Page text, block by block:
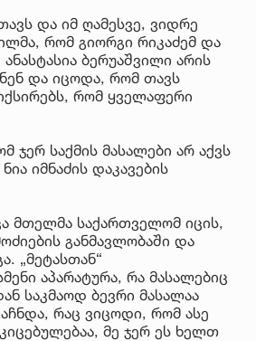
და იმ ღამესვე, ვიდრე
რომ გიორგი რიკაძემ და
ბერუაშვილი არის
და იცოდა, რომ თავს
რომ ყველაფერი
ჯერ საქმის მასალები არ აქვს
იმნაძის დაკავების
მთელმა საქართველომ იცის,
განმავლობაში და
„მეტასთან“
აპარატურა, რა მასალებიც
საკმაოდ ბევრი მასალაა
რაც ვიცოდი, რომ ასე
მე ჯერ ეს ხელთ